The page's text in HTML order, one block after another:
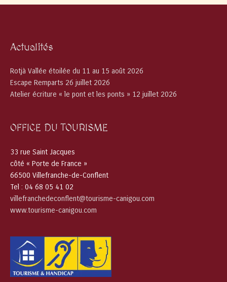
Actualités
Rotjà Vallée étoilée du 11 au 15 août 2026
Escape Remparts 26 juillet 2026
Atelier écriture « le pont et les ponts » 12 juillet 2026
OFFICE DU TOURISME
33 rue Saint Jacques
côté « Porte de France »
66500 Villefranche-de-Conflent
Tel : 04 68 05 41 02
villefranchedeconflent@tourisme-canigou.com
www.tourisme-canigou.com